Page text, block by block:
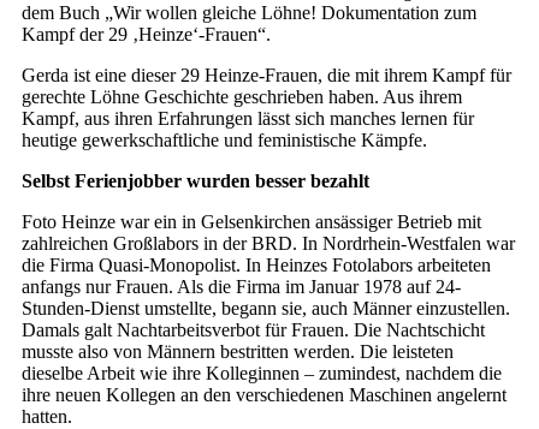
dem Buch „Wir wollen gleiche Löhne! Dokumentation zum
Kampf der 29 ‚Heinze‘-Frauen“.
Gerda ist eine dieser 29 Heinze-Frauen, die mit ihrem Kampf für
gerechte Löhne Geschichte geschrieben haben. Aus ihrem
Kampf, aus ihren Erfahrungen lässt sich manches lernen für
heutige gewerkschaftliche und feministische Kämpfe.
Selbst Ferienjobber wurden besser bezahlt
Foto Heinze war ein in Gelsenkirchen ansässiger Betrieb mit
zahlreichen Großlabors in der BRD. In Nordrhein-Westfalen war
die Firma Quasi-Monopolist. In Heinzes Fotolabors arbeiteten
anfangs nur Frauen. Als die Firma im Januar 1978 auf 24-
Stunden-Dienst umstellte, begann sie, auch Männer einzustellen.
Damals galt Nachtarbeitsverbot für Frauen. Die Nachtschicht
musste also von Männern bestritten werden. Die leisteten
dieselbe Arbeit wie ihre Kolleginnen – zumindest, nachdem die
ihre neuen Kollegen an den verschiedenen Maschinen angelernt
hatten.